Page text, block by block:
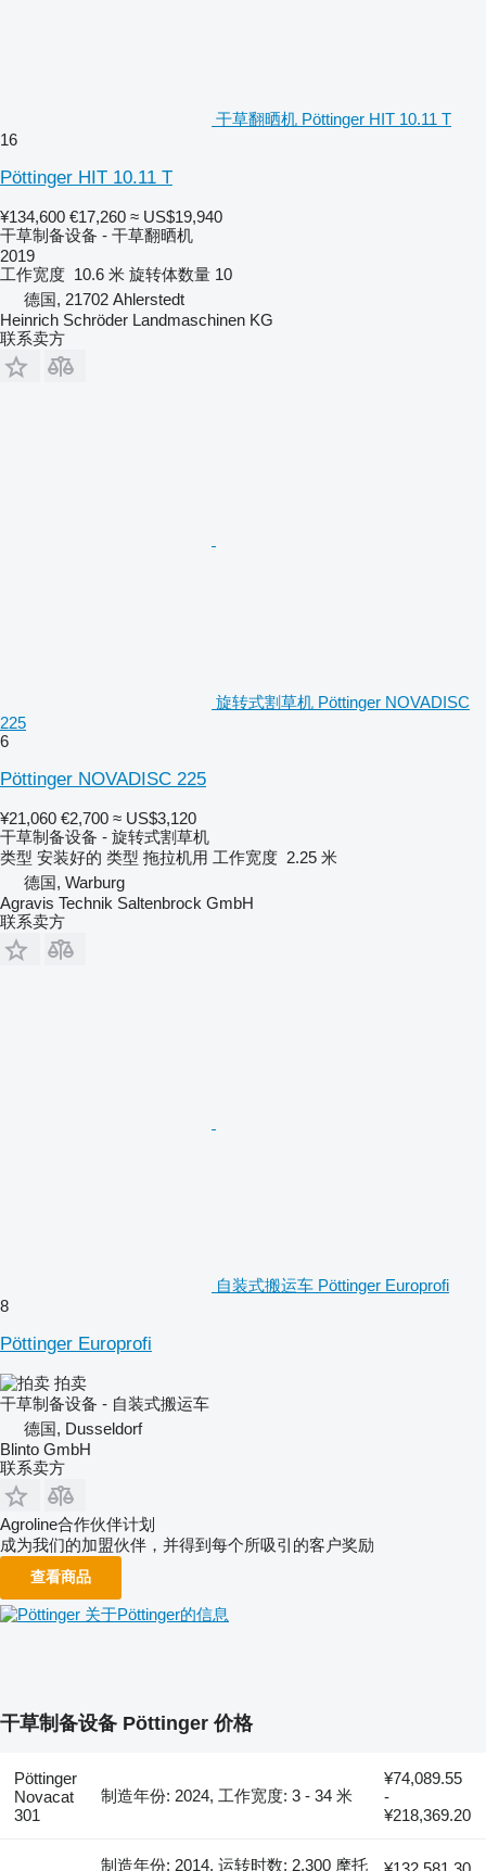
干草翻晒机 Pöttinger HIT 10.11 T
16
Pöttinger HIT 10.11 T
¥134,600 €17,260 ≈ US$19,940
干草制备设备 - 干草翻晒机
2019
工作宽度 10.6 米 旋转体数量 10
德国, 21702 Ahlerstedt
Heinrich Schröder Landmaschinen KG
联系卖方
旋转式割草机 Pöttinger NOVADISC
225
6
Pöttinger NOVADISC 225
¥21,060 €2,700 ≈ US$3,120
干草制备设备 - 旋转式割草机
类型 安装好的 类型 拖拉机用 工作宽度 2.25 米
德国, Warburg
Agravis Technik Saltenbrock GmbH
联系卖方
自装式搬运车 Pöttinger Europrofi
8
Pöttinger Europrofi
拍卖
干草制备设备 - 自装式搬运车
德国, Dusseldorf
Blinto GmbH
联系卖方
Agroline合作伙伴计划
成为我们的加盟伙伴，并得到每个所吸引的客户奖励
查看商品
关于Pöttinger的信息
干草制备设备 Pöttinger 价格
Pöttinger
Novacat
301
制造年份: 2024, 工作宽度: 3 - 34 米
¥74,089.55
-
¥218,369.20
制造年份: 2014, 运转时数: 2,300 摩托